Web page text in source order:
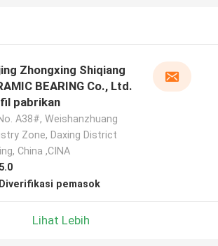
Zhongxing Shiqiang
BEARING Co., Ltd.
pabrikan
A38#, Weishanzhuang
Zone, Daxing District
China ,CINA
5.0
Diverifikasi pemasok
Lihat Lebih